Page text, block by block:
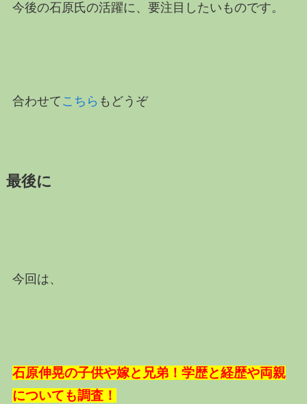
今後の石原氏の活躍に、要注目したいものです。
合わせて こちら もどうぞ
最後に
今回は、
石原伸晃の子供や嫁と兄弟！学歴と経歴や両親
についても調査！